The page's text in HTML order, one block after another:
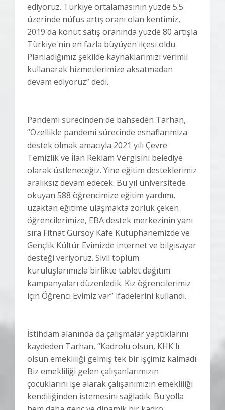
ediyoruz. Türkiye ortalamasının yüzde 5.5
üzerinde nüfus artış oranı olan kentimiz,
2019'da konut satış oranında yüzde 80 artışla
Türkiye'nin en fazla büyüyen ilçesi oldu.
Planladığımız şekilde kaynaklarımızı verimli
kullanarak hizmetlerimize aksatmadan
devam ediyoruz” dedi.
Pandemi sürecinden de bahseden Tarhan,
“Özellikle pandemi sürecinde esnaflarımıza
destek olmak amacıyla 2021 yılı Çevre
Temizlik ve İlan Reklam Vergisini belediye
olarak üstleneceğiz. Yine eğitim desteklerimiz
aralıksız devam edecek. Bu yıl üniversitede
okuyan 588 öğrencimize eğitim yardımı,
uzaktan eğitime ulaşmakta zorluk çeken
öğrencilerimize, EBA destek merkezinin yanı
sıra Fitnat Gürsoy Kafe Kütüphanemizde ve
Gençlik Kültür Evimizde internet ve bilgisayar
desteği veriyoruz. Sivil toplum
kuruluşlarımızla birlikte tablet dağıtım
kampanyaları düzenledik. Kız öğrencilerimiz
için Öğrenci Evimiz var” ifadelerini kullandı.
İstihdam alanında da çalışmalar yaptıklarını
kaydeden Tarhan, “Kadrolu olsun, KHK'lı
olsun emekliliği gelmiş tek bir işçimiz kalmadı.
Biz emekliliği gelen çalışanlarımızın
çocuklarını işe alarak çalışanımızın emekliliği
kendiliğinden istemesini sağladık. Bu yolla